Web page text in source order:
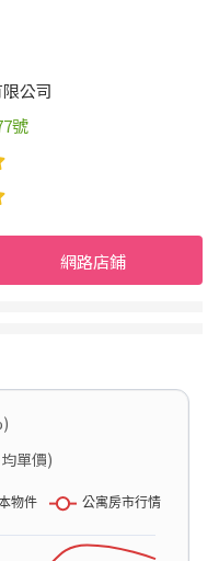
公司
號
網路店鋪
單價)